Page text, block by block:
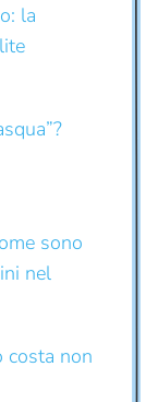
la
sono
nel
costa non